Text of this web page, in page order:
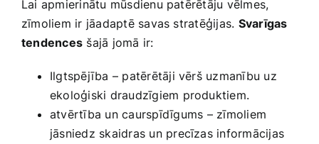
Lai apmierinātu mūsdienu​ patērētāju vēlmes,
zīmoliem ir jāadaptē savas stratēģijas. Svarīgas
tendences šajā jomā ir:
Ilgtspējība – patērētāji vērš uzmanību uz
ekoloģiski draudzīgiem produktiem.
atvērtība un caurspīdīgums⁢ – zīmoliem
jāsniedz skaidras un precīzas informācijas